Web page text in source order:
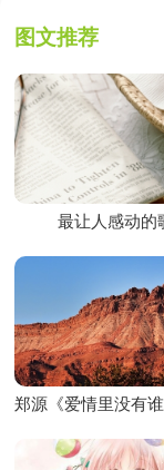
图文推荐
最让人感动的